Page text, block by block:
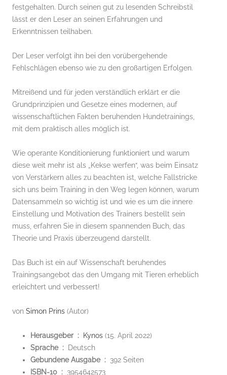
festgehalten. Durch seinen gut zu lesenden Schreibstil
lässt er den Leser an seinen Erfahrungen und
Erkenntnissen teilhaben.
Der Leser verfolgt ihn bei den vorübergehende
Fehlschlägen ebenso wie zu den großartigen Erfolgen.
Mitreißend und für jeden verständlich erklärt er die
Grundprinzipien und Gesetze eines modernen, auf
wissenschaftlichen Fakten beruhenden Hundetrainings,
mit dem praktisch alles möglich ist.
Wie operante Konditionierung funktioniert und warum
diese weit mehr ist als „Kekse werfen“, was beim Einsatz
von Verstärkern alles zu beachten ist, welche Fallstricke
sich uns beim Training in den Weg legen können, warum
Datensammeln so wichtig ist und wie es um die innere
Einstellung und Motivation des Trainers bestellt sein
muss, erfahren Sie in diesem spannenden Buch, das
Theorie und Praxis überzeugend darstellt.
Das Buch ist ein auf Wissenschaft beruhendes
Trainingsangebot das den Umgang mit Tieren erheblich
erleichtert und verbessert!
von Simon Prins (Autor)
Herausgeber ‏ : ‎ Kynos (15. April 2022)
Sprache ‏ : ‎ Deutsch
Gebundene Ausgabe ‏ : ‎ 392 Seiten
ISBN-10 ‏ : ‎ 3954642573